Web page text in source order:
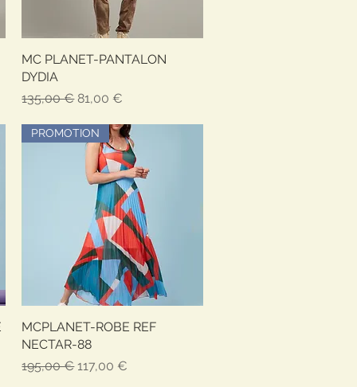
Aperçu rapide
MC PLANET-PANTALON
DYDIA
Prix original
135,00 € Prix promotionnel
81,00 €
Aperçu rapide
PROMOTION
MCPLANET-ROBE REF
NECTAR-88
Prix original
195,00 €Prix promotionnel
117,00 €